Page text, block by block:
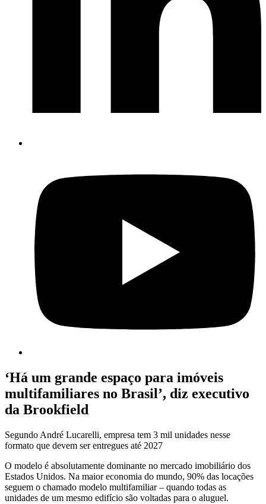
‘Há um grande espaço para imóveis
multifamiliares no Brasil’, diz executivo
da Brookfield
Segundo André Lucarelli, empresa tem 3 mil unidades nesse
formato que devem ser entregues até 2027
O modelo é absolutamente dominante no mercado imobiliário dos
Estados Unidos. Na maior economia do mundo, 90% das locações
seguem o chamado modelo multifamiliar – quando todas as
unidades de um mesmo edifício são voltadas para o aluguel.